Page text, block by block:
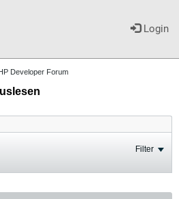
Login
Developer Forum
Filter